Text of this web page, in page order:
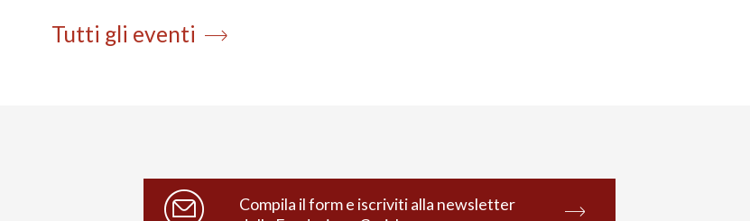
Tutti gli eventi
Compila il form e iscriviti alla newsletter